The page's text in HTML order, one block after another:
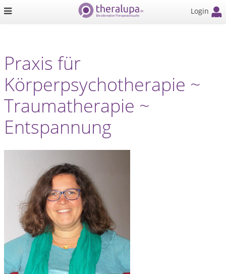
Login
Praxis für
Körperpsychotherapie ~
Traumatherapie ~
Entspannung